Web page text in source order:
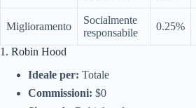
Miglioramento
Socialmente
responsabile
0.25%
1. Robin Hood
Ideale per: Totale
Commissioni: $0